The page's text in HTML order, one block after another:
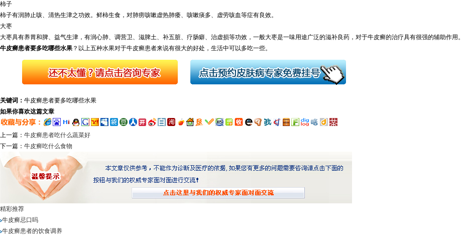
柿子
柿子有润肺止咳、清热生津之功效。鲜柿生食，对肺痨咳嗽虚热肺痿、咳嗽痰多、虚劳咳血等症有良效。
大枣
大枣具有养胃和脾、益气生津，有润心肺、调营卫、滋脾土、补五脏、疗肠癖、治虚损等功效，一般大枣是一味用途广泛的滋补良药，对于牛皮癣的治疗具有很强的辅助作用。
牛皮癣患者要多吃哪些水果 ？以上五种水果对于牛皮癣患者来说有很大的好处，生活中可以多吃一些。
关键词： 牛皮癣患者要多吃哪些水果
如果你喜欢这篇文章
上一篇： 牛皮癣患者吃什么蔬菜好
下一篇： 牛皮癣吃什么食物
精彩推荐
牛皮癣忌口吗
牛皮癣患者的饮食调养